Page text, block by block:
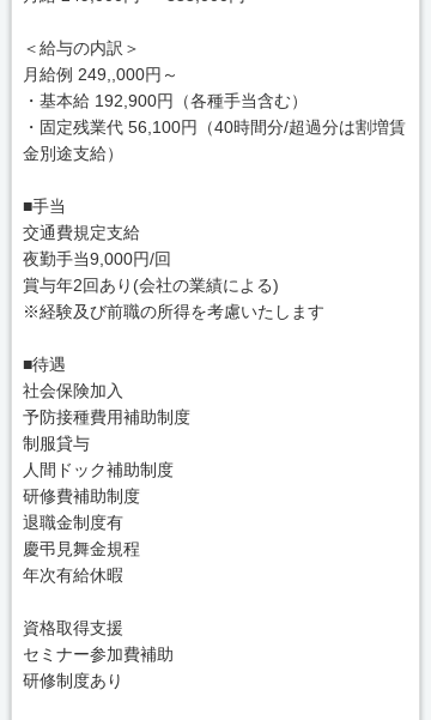
＜給与の内訳＞
月給例 249,,000円～
・基本給 192,900円（各種手当含む）
・固定残業代 56,100円（40時間分/超過分は割増賃
金別途支給）
■手当
交通費規定支給
夜勤手当9,000円/回
賞与年2回あり(会社の業績による)
※経験及び前職の所得を考慮いたします
■待遇
社会保険加入
予防接種費用補助制度
制服貸与
人間ドック補助制度
研修費補助制度
退職金制度有
慶弔見舞金規程
年次有給休暇
資格取得支援
セミナー参加費補助
研修制度あり